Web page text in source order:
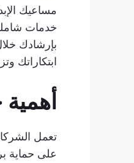
مساعيك
خدمات
بإرشادك
ابتكاراتك
تعمل
على حماية